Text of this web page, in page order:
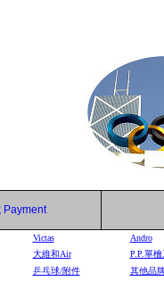
Payment
Victas Andro
大維和Air P.P.單檜
乒乓球/附件 其他品